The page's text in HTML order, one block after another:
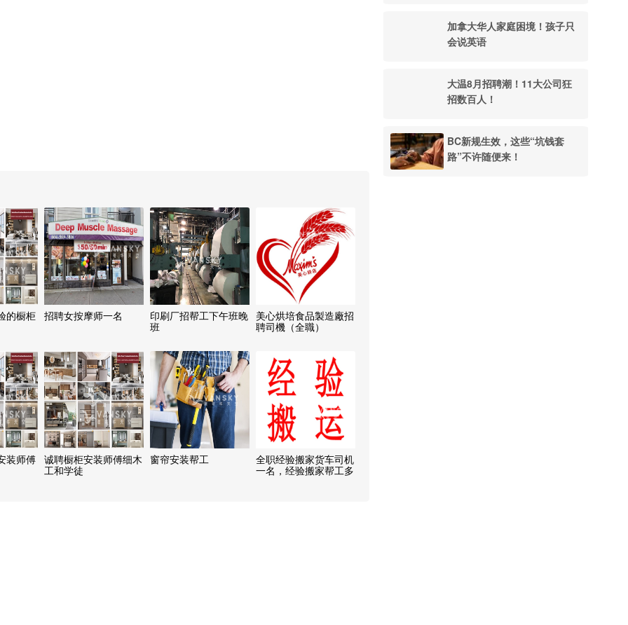
加拿大华人家庭困境！孩子只
会说英语
大温8月招聘潮！11大公司狂
招数百人！
BC新规生效，这些“坑钱套
路”不许随便来！
的橱柜 招聘女按摩师一名
印刷厂招帮工下午班晚
班
美心烘培食品製造廠招
聘司機（全職）
装师傅
诚聘橱柜安装师傅细木
工和学徒
窗帘安装帮工
全职经验搬家货车司机
一名，经验搬家帮工多